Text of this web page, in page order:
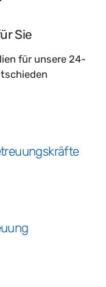
Sie
für unsere 24-